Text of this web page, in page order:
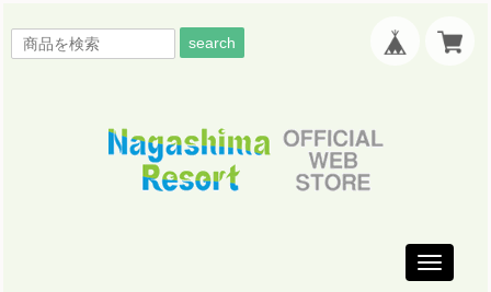
search
Toggle